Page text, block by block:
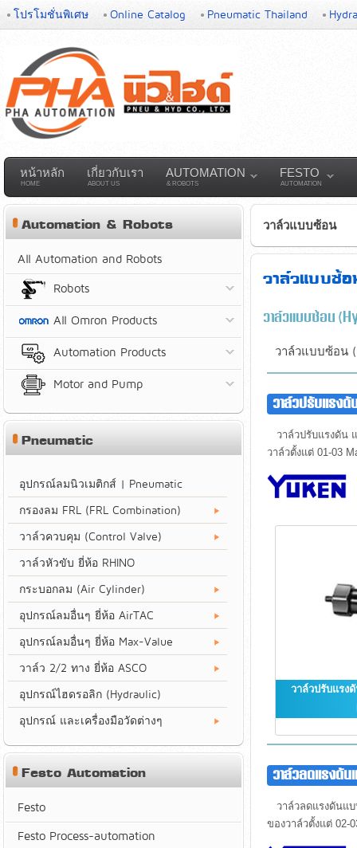
โปรโมชั่นพิเศษ Online Catalog Pneumatic Thailand
หน้าหลัก
HOME
เกี่ยวกับเรา
ABOUT US
AUTOMATION
& ROBOTS
FESTO
AUTOMATION
วาล์วแบบซ้อน
วาล์วแบบซ้
วาล์วแบบซ้อน
วาล์วแบบซ้อน
วาล์วปรับแรง
วาล์วปรับแรงดัน
วาล์วตั้งแต่ 01-03
วาล์วปรับแรง
วาล์วลดแรงดั
วาล์วลดแรงดันแบ
ของวาล์วตั้งแต่ 02-
Automation & Robots
All Automation and Robots
Robots
All Omron Products
Automation Products
Motor and Pump
Pneumatic
อุปกรณ์ลมนิวเมติกส์ | Pneumatic
กรองลม FRL (FRL Combination)
วาล์วควบคุม (Control Valve)
วาล์วหัวขับ ยี่ห้อ RHINO
กระบอกลม (Air Cylinder)
อุปกรณ์ลมอื่นๆ ยี่ห้อ AirTAC
อุปกรณ์ลมอื่นๆ ยี่ห้อ Max-Value
วาล์ว 2/2 ทาง ยี่ห้อ ASCO
อุปกรณ์ไฮดรอลิก (Hydraulic)
อุปกรณ์ และเครื่องมือวัดต่างๆ
Festo Automation
Festo
Festo Process-automation